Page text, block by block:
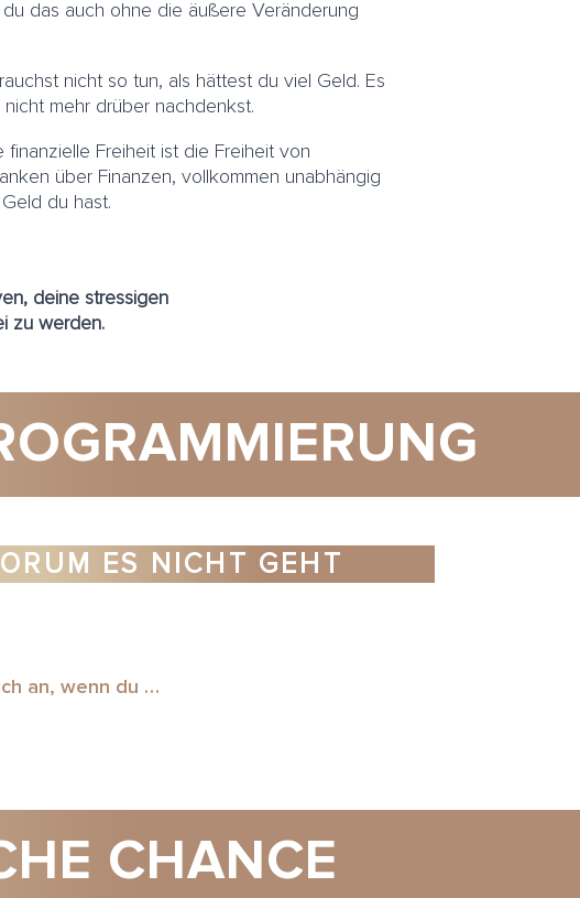
das auch ohne die äußere Veränderung
nicht so tun, als hättest du viel Geld. Es
mehr drüber nachdenkst.
finanzielle Freiheit ist die Freiheit von
über Finanzen, vollkommen unabhängig
du hast.
deine stressigen
zu werden.
ES NICHT GEHT
an, wenn du …
CHANCE